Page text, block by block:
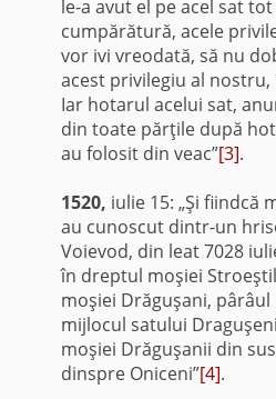
le-a avut el pe acel sat
cumpărătură, acele
vor ivi vreodată, să nu
acest privilegiu al nostru,
Iar hotarul acelui sat,
din toate părţile după
au folosit din veac”[3].
1520, iulie 15: „Şi fiindcă
au cunoscut dintr-un
Voievod, din leat 7028
în dreptul moşiei
moşiei Drăguşani,
mijlocul satului
moşiei Drăguşanii din
dinspre Oniceni”[4].